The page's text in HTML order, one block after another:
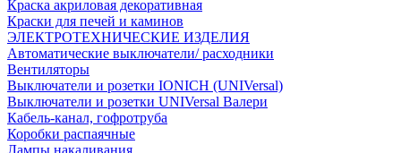
Краска акриловая декоративная
Краски для печей и каминов
ЭЛЕКТРОТЕХНИЧЕСКИЕ ИЗДЕЛИЯ
Автоматические выключатели/ расходники
Вентиляторы
Выключатели и розетки IONICH (UNIVersal)
Выключатели и розетки UNIVersal Валери
Кабель-канал, гофротруба
Коробки распаячные
Лампы накаливания